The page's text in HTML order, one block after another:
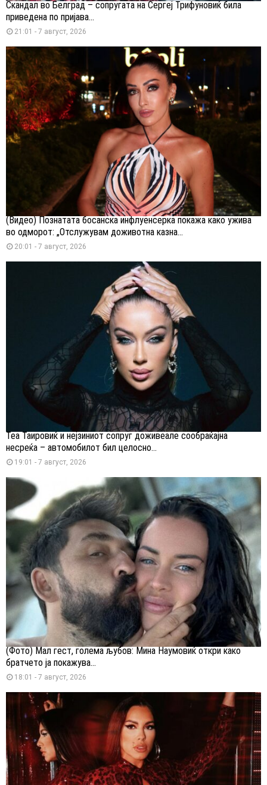
Скандал во Белград – сопругата на Сергеј Трифуновиќ била
приведена по пријава...
21:01 - 7 август, 2026
(Видео) Познатата босанска инфлуенсерка покажа како ужива
во одморот: „Отслужувам доживотна казна...
20:01 - 7 август, 2026
Теа Таировиќ и нејзиниот сопруг доживеале сообраќајна
несреќа – автомобилот бил целосно...
19:01 - 7 август, 2026
(Фото) Мал гест, голема љубов: Мина Наумовиќ откри како
братчето ја покажува...
18:01 - 7 август, 2026